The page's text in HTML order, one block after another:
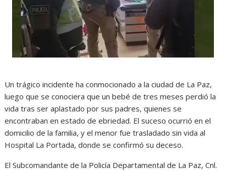
Un trágico incidente ha conmocionado a la ciudad de La Paz,
luego que se conociera que un bebé de tres meses perdió la
vida tras ser aplastado por sus padres, quienes se
encontraban en estado de ebriedad. El suceso ocurrió en el
domicilio de la familia, y el menor fue trasladado sin vida al
Hospital La Portada, donde se confirmó su deceso.
El Subcomandante de la Policía Departamental de La Paz, Cnl.